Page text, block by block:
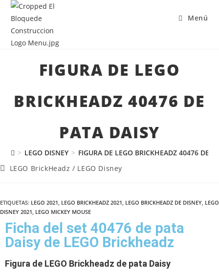
Menú
FIGURA DE LEGO
BRICKHEADZ 40476 DE
PATA DAISY
> LEGO DISNEY > FIGURA DE LEGO BRICKHEADZ 40476 DE
LEGO BrickHeadz / LEGO Disney
ETIQUETAS: LEGO 2021, LEGO BRICKHEADZ 2021, LEGO BRICKHEADZ DE DISNEY, LEGO
DISNEY 2021, LEGO MICKEY MOUSE
Ficha del set 40476 de pata
Daisy de LEGO Brickheadz
Figura de LEGO Brickheadz de pata Daisy